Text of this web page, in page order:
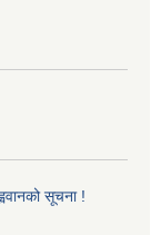
सूचना !